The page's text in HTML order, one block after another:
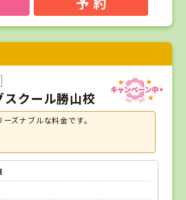
クール勝山校
ズナブルな料金です。